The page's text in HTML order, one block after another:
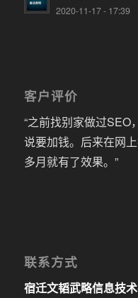
2020-11-17 - 17:39
客户评价
“之前找别家做过SEO
说要加钱。后来在网
多月就有了效果。”
联系方式
宿迁文韬武略信息技